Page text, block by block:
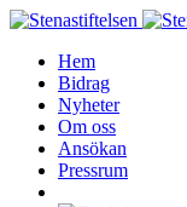
Hem
Bidrag
Nyheter
Om oss
Ansökan
Pressrum